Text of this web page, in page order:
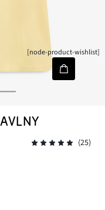
[node-product-wishlist]
(25)